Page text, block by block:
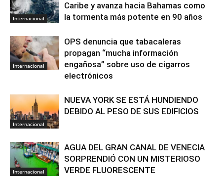
Internacional
Caribe y avanza hacia Bahamas como
la tormenta más potente en 90 años
Internacional
OPS denuncia que tabacaleras
propagan “mucha información
engañosa” sobre uso de cigarros
electrónicos
Internacional
NUEVA YORK SE ESTÁ HUNDIENDO
DEBIDO AL PESO DE SUS EDIFICIOS
Internacional
AGUA DEL GRAN CANAL DE VENECIA
SORPRENDIÓ CON UN MISTERIOSO
VERDE FLUORESCENTE